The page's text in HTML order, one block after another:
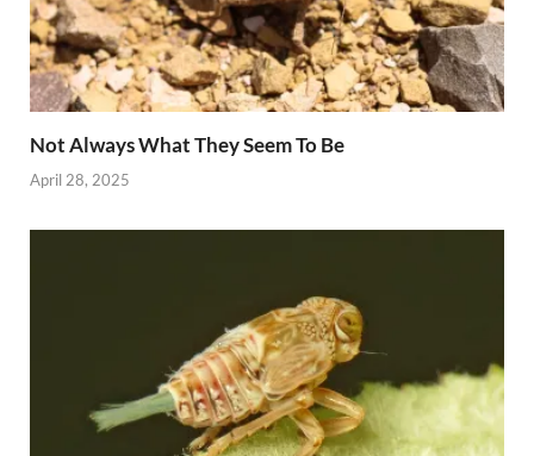
Not Always What They Seem To Be
April 28, 2025